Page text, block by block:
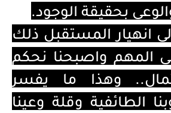
بحقيقة الوجود.
انهيار المستقبل ذلك
المهم واصبحنا نحكم
وهذا ما يفسر
الطائفية وقلة وعينا